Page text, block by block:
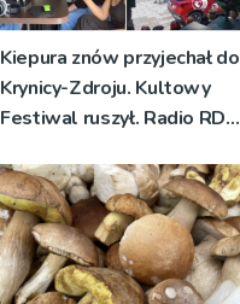
Kiepura znów przyjechał do
Krynicy-Zdroju. Kultowy
Festiwal ruszył. Radio RDN
[ZDJĘCIA]